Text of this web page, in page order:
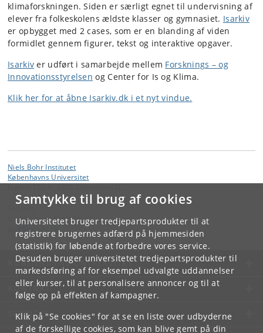
Samtykke til brug af cookies
Universitetet bruger tredjepartsprodukter til at
registrere brugernes adfærd på hjemmesiden
(statistik) for løbende at forbedre vores service.
Desuden bruger universitetet tredjepartsprodukter til
markedsføring af for eksempel udvalgte uddannelser
eller kurser, til at personalisere annoncer og til at
følge op på effekten af kampagner.
Klik på "Se cookies" for at se en liste over udbyderne
af de forskellige cookies, som kan blive gemt på din
klimaforskningen. Siden er særligt egnet til undervisning af
elever fra folkeskolens ældste klasser og gymnasiet. Isarkiv
er opbygget med 2 cases, som er en blanding af viden
formidlet gennem figurer, tekst og interaktive opgaver.
Isarkiv er udført i samarbejde mellem Forsknings – og
Innovationsstyrelsen og Center for Is og Klima.
Klik her for at åbne Isarkiv.dk i et nyt vindue.
Niels Bohr Institutet
Københavns Universitet
Is-, klima- og geofysik
KØBENHAVNS UNIVERSITET
KONTAKT
SERVICES